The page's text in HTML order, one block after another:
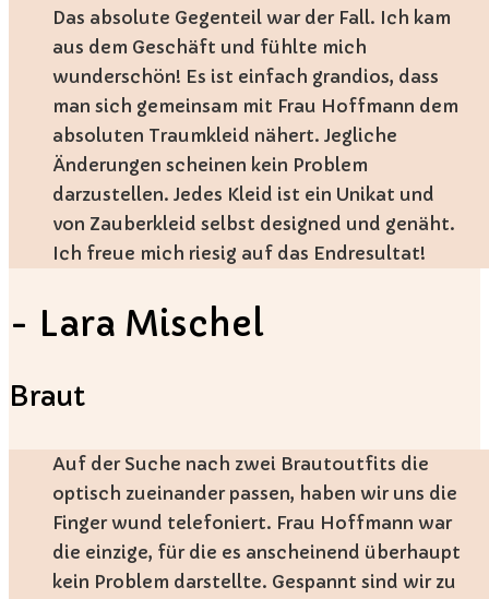
Das absolute Gegenteil war der Fall. Ich kam
aus dem Geschäft und fühlte mich
wunderschön! Es ist einfach grandios, dass
man sich gemeinsam mit Frau Hoffmann dem
absoluten Traumkleid nähert. Jegliche
Änderungen scheinen kein Problem
darzustellen. Jedes Kleid ist ein Unikat und
von Zauberkleid selbst designed und genäht.
Ich freue mich riesig auf das Endresultat!
- Lara Mischel
Braut
Auf der Suche nach zwei Brautoutfits die
optisch zueinander passen, haben wir uns die
Finger wund telefoniert. Frau Hoffmann war
die einzige, für die es anscheinend überhaupt
kein Problem darstellte. Gespannt sind wir zu